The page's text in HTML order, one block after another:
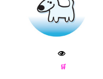
🛒